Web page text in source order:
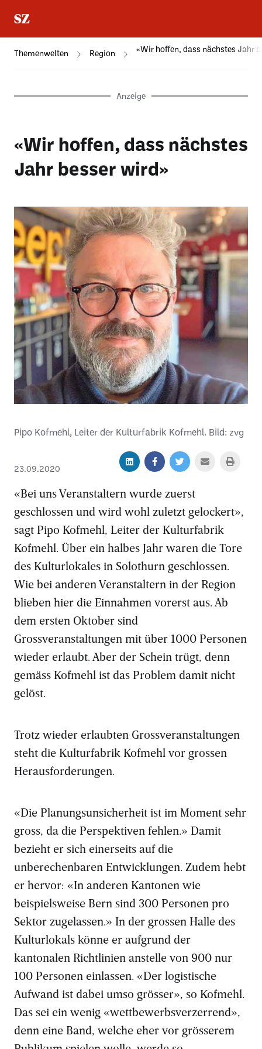
Themenwelten Region «Wir hoffen, dass nächstes Jahr
Anzeige
«Wir hoffen, dass nächstes
Jahr besser wird»
Pipo Kofmehl, Leiter der Kulturfabrik Kofmehl. Bild: zvg
23.09.2020
«Bei uns Veranstaltern wurde zuerst
geschlossen und wird wohl zuletzt gelockert»,
sagt Pipo Kofmehl, Leiter der Kulturfabrik
Kofmehl. Über ein halbes Jahr waren die Tore
des Kulturlokales in Solothurn geschlossen.
Wie bei anderen Veranstaltern in der Region
blieben hier die Einnahmen vorerst aus. Ab
dem ersten Oktober sind
Grossveranstaltungen mit über 1000 Personen
wieder erlaubt. Aber der Schein trügt, denn
gemäss Kofmehl ist das Problem damit nicht
gelöst.
Trotz wieder erlaubten Grossveranstaltungen
steht die Kulturfabrik Kofmehl vor grossen
Herausforderungen.
«Die Planungsunsicherheit ist im Moment sehr
gross, da die Perspektiven fehlen.» Damit
bezieht er sich einerseits auf die
unberechenbaren Entwicklungen. Zudem hebt
er hervor: «In anderen Kantonen wie
beispielsweise Bern sind 300 Personen pro
Sektor zugelassen.» In der grossen Halle des
Kulturlokals könne er aufgrund der
kantonalen Richtlinien anstelle von 900 nur
100 Personen einlassen. «Der logistische
Aufwand ist dabei umso grösser», so Kofmehl.
Das sei ein wenig «wettbewerbsverzerrend»,
denn eine Band, welche eher vor grösserem